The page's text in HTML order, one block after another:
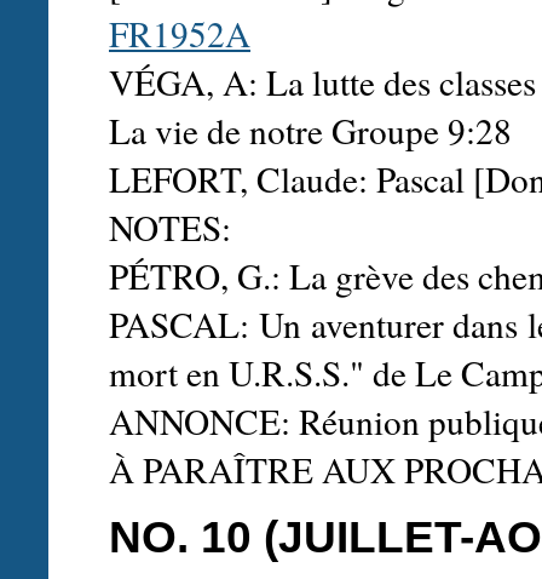
FR1952A
VÉGA, A: La lutte des
La vie de notre Groupe 9:28
LEFORT, Claude: Pascal
NOTES:
PÉTRO, G.: La grève des
PASCAL: Un aventurer dans
mort en U.R.S.S." de Le
ANNONCE: Réunion
À PARAÎTRE AUX
NO. 10 (JUILLET-